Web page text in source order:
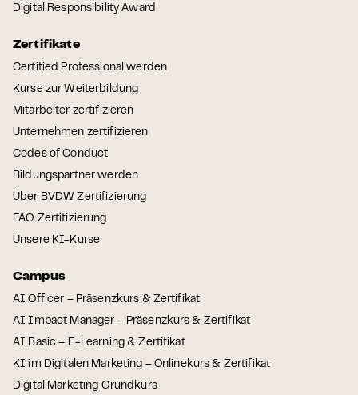
Digital Responsibility Award
Zertifikate
Certified Professional werden
Kurse zur Weiterbildung
Mitarbeiter zertifizieren
Unternehmen zertifizieren
Codes of Conduct
Bildungspartner werden
Über BVDW Zertifizierung
FAQ Zertifizierung
Unsere KI-Kurse
Campus
AI Officer – Präsenzkurs & Zertifikat
AI Impact Manager – Präsenzkurs & Zertifikat
AI Basic – E-Learning & Zertifikat
KI im Digitalen Marketing – Onlinekurs & Zertifikat
Digital Marketing Grundkurs